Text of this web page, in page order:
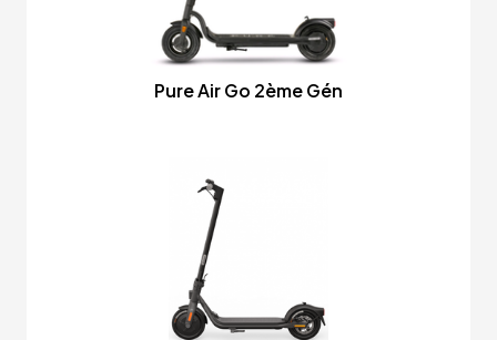
Pure Air Go 2ème Gén